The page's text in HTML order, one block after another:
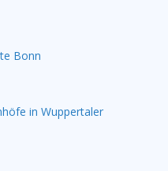
Bonn
in Wuppertaler